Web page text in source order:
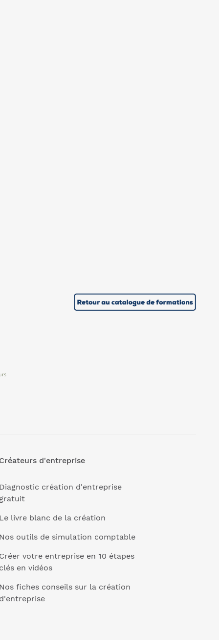
d'entreprise
création d'entreprise
livre blanc de la création
outils de simulation comptable
votre entreprise en 10 étapes
en vidéos
fiches conseils sur la création